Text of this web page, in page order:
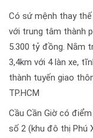
Có sứ mệnh thay thế
với trung tâm thành
5.300 tỷ đồng. Nằm
3,4km với 4 làn xe,
thành tuyến giao
TP.HCM
Cầu Cần Giờ có
số 2 (khu đô thị Phú